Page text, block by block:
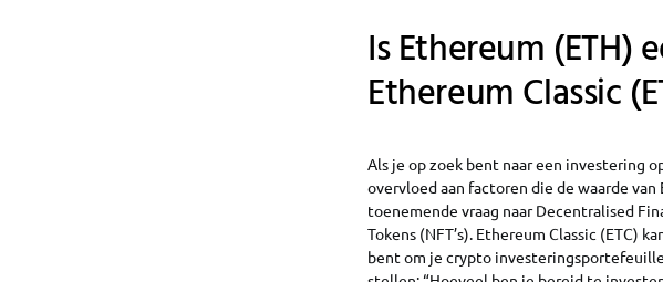
Is Ethereum (ETH)
Ethereum Classic
Als je op zoek bent naar een investering
overvloed aan factoren die de waarde
toenemende vraag naar Decentralised
Tokens (NFT’s). Ethereum Classic (ETC)
bent om je crypto